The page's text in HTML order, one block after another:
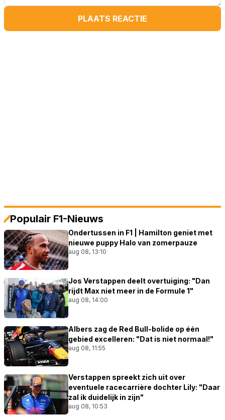
PLAATS REACTIE
Populair F1-Nieuws
Ondertussen in F1 | Hamilton geniet met
nieuwe puppy Halo van zomerpauze
aug 08, 13:10
Jos Verstappen deelt overtuiging: "Dan
rijdt Max niet meer in de Formule 1"
aug 08, 14:00
Albers zag de Red Bull-bolide op één
gebied excelleren: "Dat is niet normaal!"
aug 08, 11:55
Verstappen spreekt zich uit over
eventuele racecarrière dochter Lily: "Daar
zal ik duidelijk in zijn"
aug 08, 10:53